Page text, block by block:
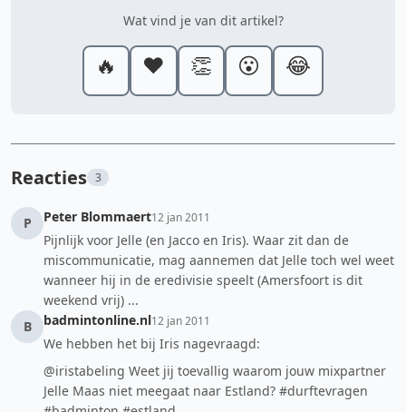
Wat vind je van dit artikel?
🔥 ❤️ 👏 😮 😂
Reacties 3
P Peter Blommaert12 jan 2011
Pijnlijk voor Jelle (en Jacco en Iris). Waar zit dan de
miscommunicatie, mag aannemen dat Jelle toch wel weet
wanneer hij in de eredivisie speelt (Amersfoort is dit
weekend vrij) ...
B
badmintonline.nl12 jan 2011
We hebben het bij Iris nagevraagd:
@iristabeling Weet jij toevallig waarom jouw mixpartner
Jelle Maas niet meegaat naar Estland? #durftevragen